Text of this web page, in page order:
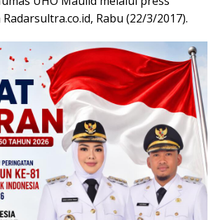
Rabu (22/3/2017).